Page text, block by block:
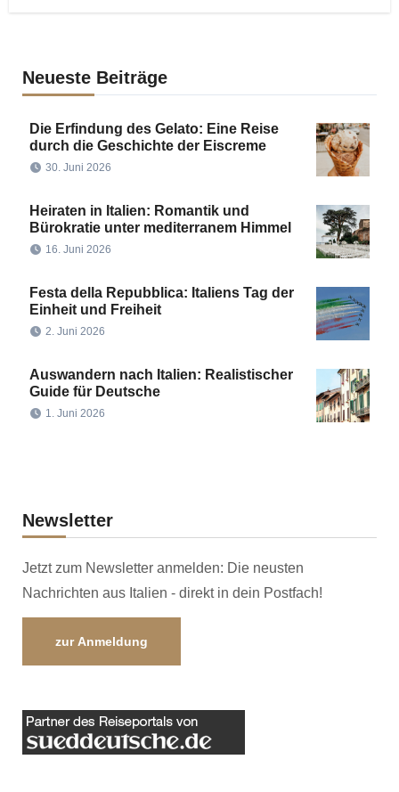
Neueste Beiträge
Die Erfindung des Gelato: Eine Reise
durch die Geschichte der Eiscreme
30. Juni 2026
Heiraten in Italien: Romantik und
Bürokratie unter mediterranem Himmel
16. Juni 2026
Festa della Repubblica: Italiens Tag der
Einheit und Freiheit
2. Juni 2026
Auswandern nach Italien: Realistischer
Guide für Deutsche
1. Juni 2026
Newsletter
Jetzt zum Newsletter anmelden: Die neusten
Nachrichten aus Italien - direkt in dein Postfach!
zur Anmeldung